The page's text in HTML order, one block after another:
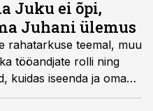
Juku ei õpi,
Juhani ülemus
rahatarkuse teemal, muu
tööandjate rolli ning
kuidas iseenda ja oma
tegeleda.